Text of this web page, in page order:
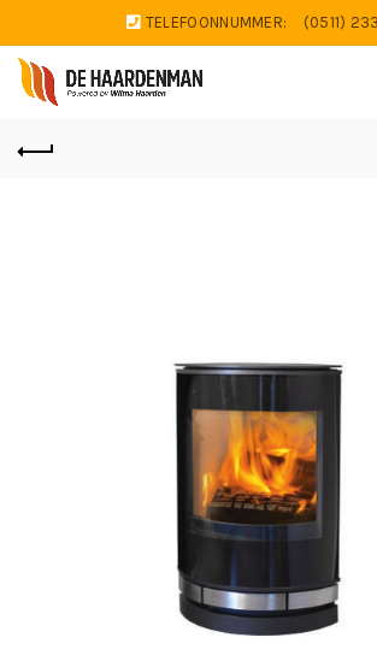
TELEFOONNUMMER: (0511)